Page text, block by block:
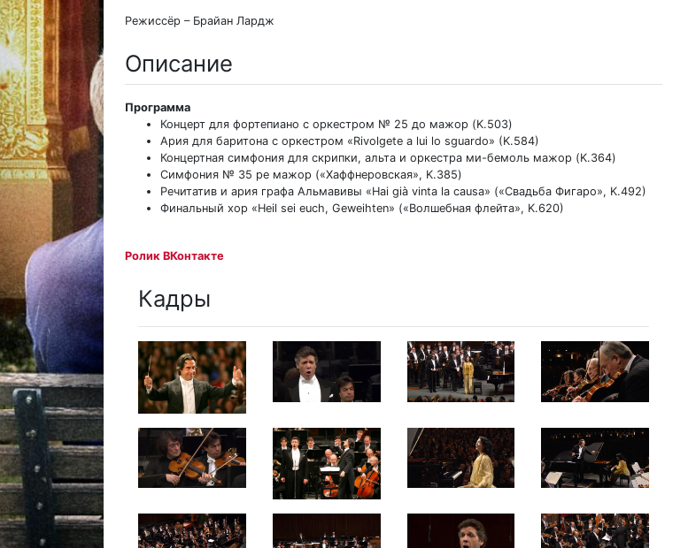
Режиссёр – Брайан Лардж
Описание
Программа
Концерт для фортепиано с оркестром № 25 до мажор (K.503)
Ария для баритона с оркестром «Rivolgete a lui lo sguardo» (K.584)
Концертная симфония для скрипки, альта и оркестра ми-бемоль мажор (K.364)
Симфония № 35 ре мажор («Хаффнеровская», K.385)
Речитатив и ария графа Альмавивы «Hai già vinta la causa» («Свадьба Фигаро», K.492)
Финальный хор «Heil sei euch, Geweihten» («Волшебная флейта», K.620)
Ролик ВКонтакте
Кадры